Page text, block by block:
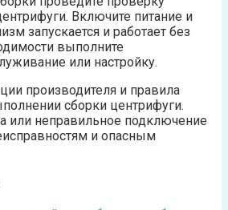
Включите питание и
запускается и работает без
выполните
или настройку.
производителя и правила
сборки центрифуги.
или неправильное подключение
и опасным